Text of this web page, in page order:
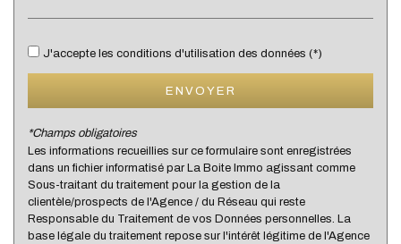
statistiques
Nombre d'habitants
21 707
Propriétaires (vs. locataires)
Taxe habitation
19,92 %
J'accepte les conditions d'utilisation des données (*)
ENVOYER
*Champs obligatoires
Les informations recueillies sur ce formulaire sont enregistrées
dans un fichier informatisé par La Boite Immo agissant comme
Sous-traitant du traitement pour la gestion de la
clientèle/prospects de l'Agence / du Réseau qui reste
Responsable du Traitement de vos Données personnelles. La
base légale du traitement repose sur l'intérêt légitime de l'Agence